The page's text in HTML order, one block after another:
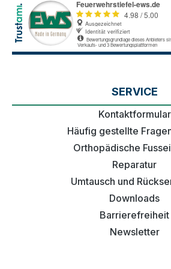
SERVICE
Kontaktformular
Häufig gestellte
Orthopädische
Reparatur
Umtausch und
Downloads
Barrierefreiheit
Newsletter